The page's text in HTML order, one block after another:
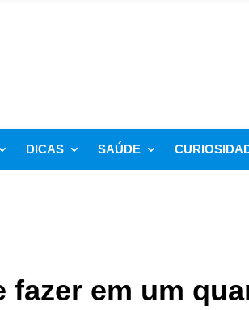
DICAS SAÚDE
fazer em um